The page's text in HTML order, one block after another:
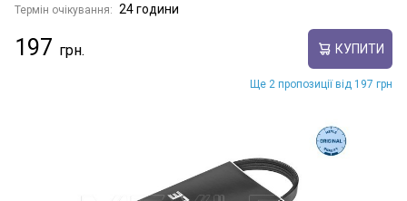
Термін очікування: 24 години
197 КУПИТИ
Ще 2 пропозиції від 197 грн